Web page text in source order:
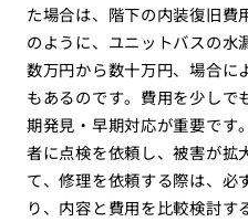
た場合は、階下の内装復旧費
のように、ユニットバスの水
数万円から数十万円、場合に
もあるのです。費用を少しで
期発見・早期対応が重要です
者に点検を依頼し、被害が拡
て、修理を依頼する際は、必
り、内容と費用を比較検討す